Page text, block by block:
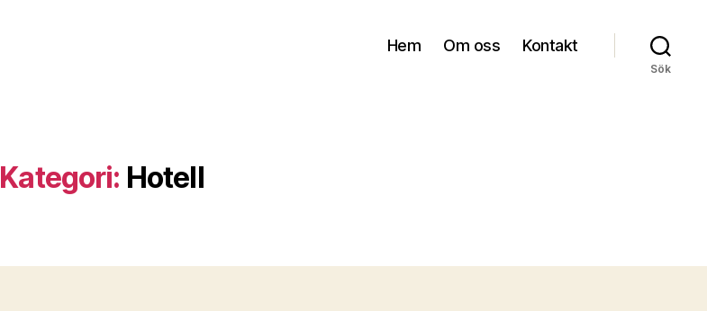
Hem Om oss Kontakt
Sök
Kategori: Hotell